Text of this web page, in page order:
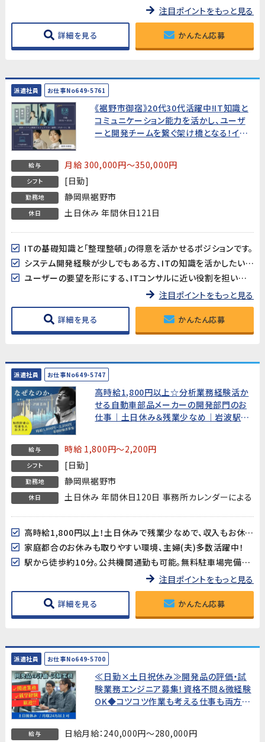
注目ポイントをもっと見る
詳細を見る かんたん応募
派遣社員 お仕事No649-5761
《裾野市御宿》20代30代活躍中!IT知識と
コミュニケーション能力を活かし、ユーザ
ーと開発チームを繋ぐ架け橋となる！イン
給与 月給 300,000円～350,000円
シフト [日勤]
勤務地 静岡県裾野市
休日 土日休み 年間休日121日
ITの基礎知識と「整理整頓」の得意を活かせるポジションです。
システム開発経験が少しでもある方、ITの知識を活かしたい方に最適。
ユーザーの要望を形にする、ITコンサルに近い役割を担います。
注目ポイントをもっと見る
詳細を見る かんたん応募
派遣社員 お仕事No649-5747
高時給1,800円以上☆分析業務経験活か
せる自動車部品メーカーの開発部門のお
仕事｜土日休み＆残業少なめ｜岩波駅か
給与 時給 1,800円～2,200円
シフト [日勤]
勤務地 静岡県裾野市
休日 土日休み 年間休日120日 事務所カレンダーによる
高時給1,800円以上！土日休みで残業少なめで、収入もお休みもしっかり確保できます
家庭都合のお休みも取りやすい環境、主婦(夫)多数活躍中！
駅から徒歩約10分。公共機関通勤も可能。無料駐車場完備でマイカー通勤者にも嬉しい！
注目ポイントをもっと見る
詳細を見る かんたん応募
派遣社員 お仕事No649-5700
≪日勤×土日祝休み≫開発品の評価・試
験業務エンジニア募集！資格不問＆微経験
OK◆コツコツ作業も考える仕事も両方あ
給与 日給月給：240,000円～280,000円